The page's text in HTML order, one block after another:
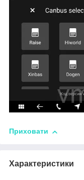
Приховати
Характеристики